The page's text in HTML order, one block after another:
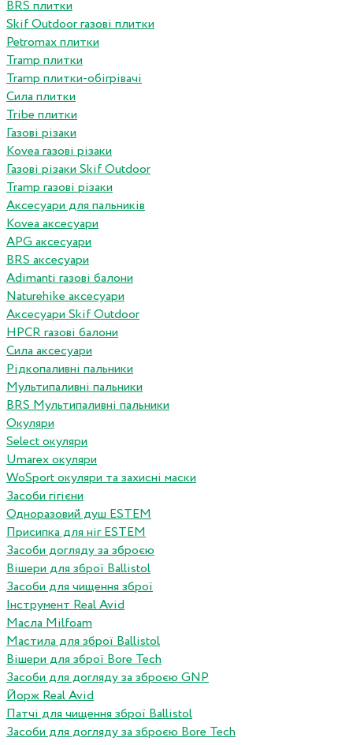
BRS плитки
Skif Outdoor газові плитки
Petromax плитки
Tramp плитки
Tramp плитки-обігрівачі
Сила плитки
Tribe плитки
Газові різаки
Kovea газові різаки
Газові різаки Skif Outdoor
Tramp газові різаки
Аксесуари для пальників
Kovea аксесуари
APG аксесуари
BRS аксесуари
Adimanti газові балони
Naturehike аксесуари
Аксесуари Skif Outdoor
HPCR газові балони
Сила аксесуари
Рідкопаливні пальники
Мультипаливні пальники
BRS Мультипаливні пальники
Окуляри
Select окуляри
Umarex окуляри
WoSport окуляри та захисні маски
Засоби гігієни
Одноразовий душ ESTEM
Присипка для ніг ESTEM
Засоби догляду за зброєю
Вішери для зброї Ballistol
Засоби для чищення зброї
Інструмент Real Avid
Масла Milfoam
Мастила для зброї Ballistol
Вішери для зброї Bore Tech
Засоби для догляду за зброєю GNP
Йорж Real Avid
Патчі для чищення зброї Ballistol
Засоби для догляду за зброєю Bore Tech